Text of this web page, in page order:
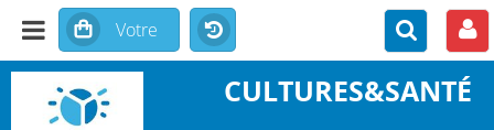
CULTURES&SANTÉ